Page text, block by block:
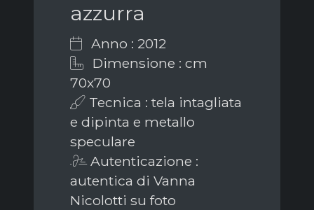
azzurra
Anno : 2012
Dimensione : cm
70x70
Tecnica : tela intagliata
e dipinta e metallo
speculare
Autenticazione :
autentica di Vanna
Nicolotti su foto